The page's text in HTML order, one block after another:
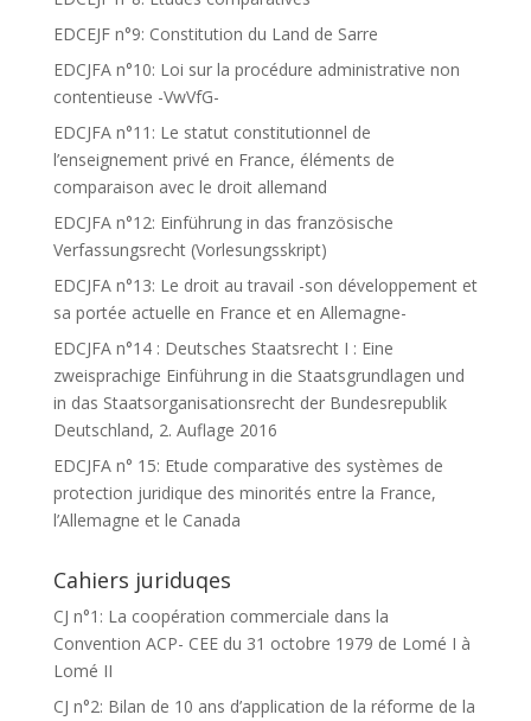
EDCEJF n°9: Constitution du Land de Sarre
EDCJFA n°10: Loi sur la procédure administrative non
contentieuse -VwVfG-
EDCJFA n°11: Le statut constitutionnel de
l’enseignement privé en France, éléments de
comparaison avec le droit allemand
EDCJFA n°12: Einführung in das französische
Verfassungsrecht (Vorlesungsskript)
EDCJFA n°13: Le droit au travail -son développement et
sa portée actuelle en France et en Allemagne-
EDCJFA n°14 : Deutsches Staatsrecht I : Eine
zweisprachige Einführung in die Staatsgrundlagen und
in das Staatsorganisationsrecht der Bundesrepublik
Deutschland, 2. Auflage 2016
EDCJFA n° 15: Etude comparative des systèmes de
protection juridique des minorités entre la France,
l’Allemagne et le Canada
Cahiers juriduqes
CJ n°1: La coopération commerciale dans la
Convention ACP- CEE du 31 octobre 1979 de Lomé I à
Lomé II
CJ n°2: Bilan de 10 ans d’application de la réforme de la